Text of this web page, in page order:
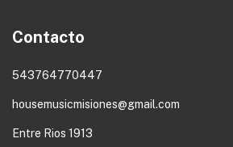
Contacto
543764770447
housemusicmisiones@gmail.com
Entre Rios 1913